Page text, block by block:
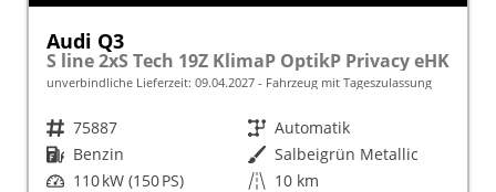
Audi Q3
S line 2xS Tech 19Z KlimaP OptikP Privacy eHK
unverbindliche Lieferzeit: 09.04.2027 Fahrzeug mit Tageszulassung
Fahrzeugnr. 75887 Getriebe Automatik
Kraftstoff Benzin Außenfarbe Salbeigrün Metallic
Leistung 110 kW (150 PS) Kilometerstand 10 km